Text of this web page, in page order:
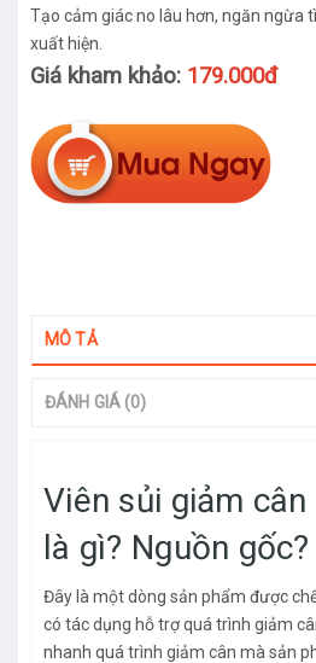
Tạo cảm giác no lâu hơn, ngăn ngừa
xuất hiện.
Giá kham khảo: 179.000đ
MÔ TẢ
ĐÁNH GIÁ (0)
Viên sủi giảm
là gì? Nguồn gốc?
Đây là một dòng sản phẩm được
có tác dụng hỗ trợ quá trình giảm
nhanh quá trình giảm cân mà sản